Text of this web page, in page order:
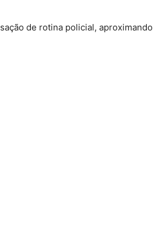
de rotina policial,